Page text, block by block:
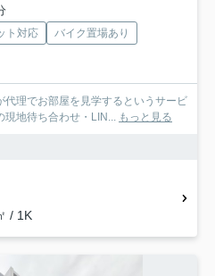
ト対応
バイク置場あり
理でお部屋を見学するというサービ
地待ち合わせ・LIN...
もっと見る
/ 1K